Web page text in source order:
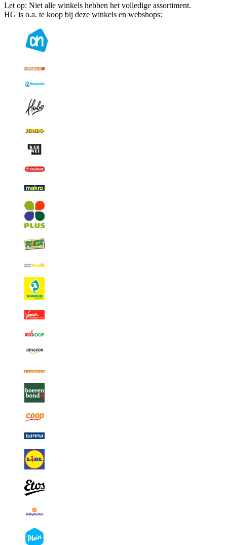
Let op: Niet alle winkels hebben het volledige assortiment.
HG is o.a. te koop bij deze winkels en webshops: